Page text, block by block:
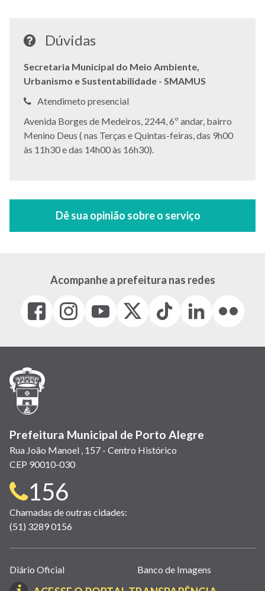
Dúvidas
Secretaria Municipal do Meio Ambiente,
Urbanismo e Sustentabilidade - SMAMUS
Telefone:
Atendimeto presencial
Endereço:
Avenida Borges de Medeiros, 2244, 6º andar, bairro
Menino Deus ( nas Terças e Quintas-feiras, das 9h00
às 11h30 e das 14h00 às 16h30).
Acompanhe a prefeitura nas redes
Facebook
(link
em
janela)
Instagram
(link
em
(link
em
(Antigo
(link
Tiktok
(link
em
LinkedIn
(link
em
(link
em
Prefeitura Municipal de Porto Alegre
Rua João Manoel , 157 - Centro Histórico
CEP 90010-030
Telefone
para
contato:
156
Chamadas de outras cidades:
(51) 3289 0156
Links
úteis
Diário Oficial Banco de Imagens